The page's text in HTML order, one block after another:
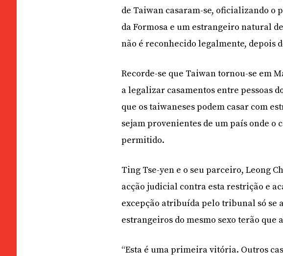
de Taiwan casaram-se, oficializando
da Formosa e um estrangeiro natural
não é reconhecido legalmente, depois
Recorde-se que Taiwan tornou-se em
a legalizar casamentos entre pessoas
que os taiwaneses podem casar com
sejam provenientes de um país onde o
permitido.
Ting Tse-yen e o seu parceiro, Leong
acção judicial contra esta restrição e
excepção atribuída pelo tribunal só se
estrangeiros do mesmo sexo terão que
“Esta é uma primeira vitória. Outros